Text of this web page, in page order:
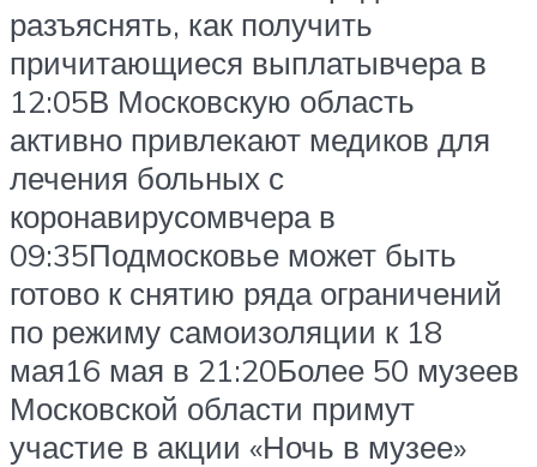
разъяснять, как получить
причитающиеся выплатывчера в
12:05В Московскую область
активно привлекают медиков для
лечения больных с
коронавирусомвчера в
09:35Подмосковье может быть
готово к снятию ряда ограничений
по режиму самоизоляции к 18
мая16 мая в 21:20Более 50 музеев
Московской области примут
участие в акции «Ночь в музее»